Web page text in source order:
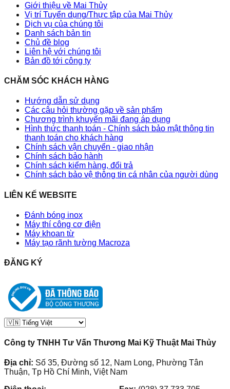
Giới thiệu về Mai Thủy
Vị trí Tuyển dụng/Thực tập của Mai Thủy
Dịch vụ của chúng tôi
Danh sách bản tin
Chủ đề blog
Liên hệ với chúng tôi
Bản đồ tới công ty
CHĂM SÓC KHÁCH HÀNG
Hướng dẫn sử dụng
Các câu hỏi thường gặp về sản phẩm
Chương trình khuyến mãi đang áp dụng
Hình thức thanh toán - Chính sách bảo mật thông tin
thanh toán cho khách hàng
Chính sách vận chuyển - giao nhận
Chính sách bảo hành
Chính sách kiểm hàng, đổi trả
Chính sách bảo vệ thông tin cá nhân của người dùng
LIÊN KẾ WEBSITE
Đánh bóng inox
Máy thí công cơ điện
Máy khoan từ
Máy tạo rãnh tường Macroza
ĐĂNG KÝ
Công ty TNHH Tư Vấn Thương Mai Kỹ Thuật Mai Thủy
Địa chỉ: Số 35, Đường số 12, Nam Long, Phường Tân
Thuận, Tp Hồ Chí Minh, Việt Nam